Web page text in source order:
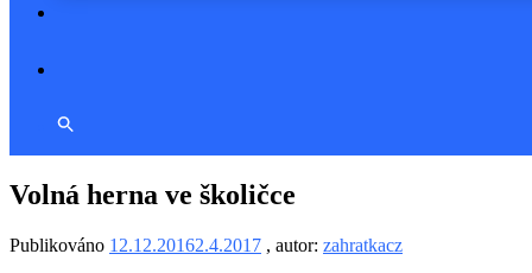
Volná herna ve školičce
Publikováno 12.12.20162.4.2017 , autor: zahratkacz